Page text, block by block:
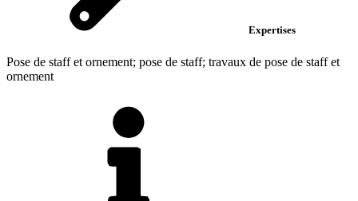
Expertises
Pose de staff et ornement; pose de staff; travaux de pose de staff et
ornement